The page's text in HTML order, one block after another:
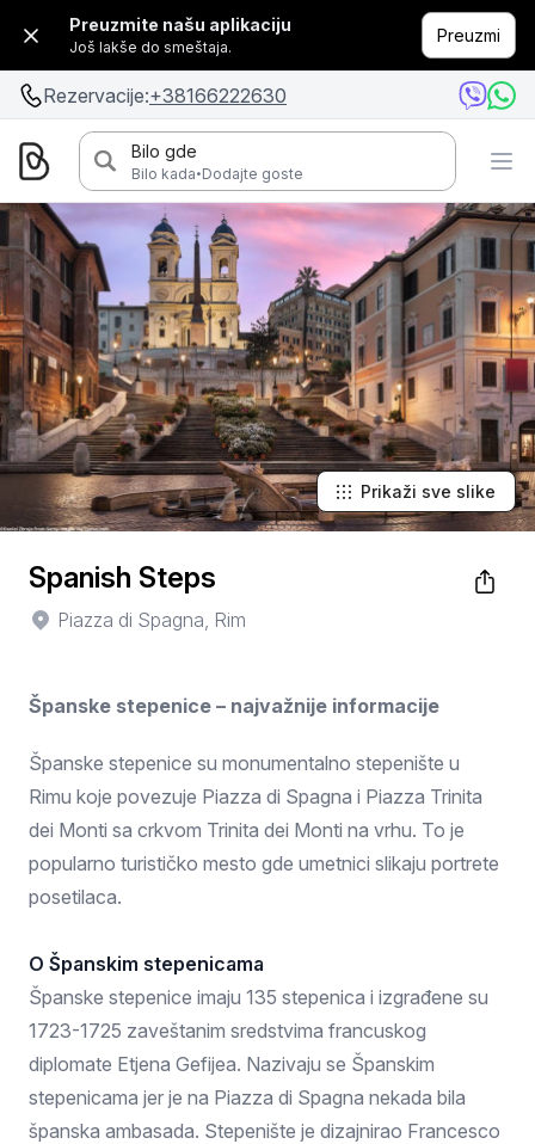
Preuzmite našu aplikaciju
Još lakše do smeštaja.
Preuzmi
Rezervacije:+38166222630
Bilo gde
Bilo kada·Dodajte goste
Prikaži sve slike
Spanish Steps
Piazza di Spagna, Rim
Španske stepenice – najvažnije informacije
Španske stepenice su monumentalno stepenište u
Rimu koje povezuje Piazza di Spagna i Piazza Trinita
dei Monti sa crkvom Trinita dei Monti na vrhu. To je
popularno turističko mesto gde umetnici slikaju portrete
posetilaca.
O Španskim stepenicama
Španske stepenice imaju 135 stepenica i izgrađene su
1723-1725 zaveštanim sredstvima francuskog
diplomate Etjena Gefijea. Nazivaju se Španskim
stepenicama jer je na Piazza di Spagna nekada bila
španska ambasada. Stepenište je dizajnirao Francesco